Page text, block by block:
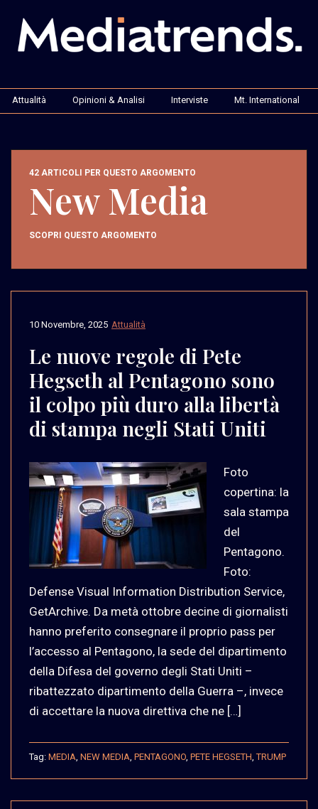
Attualità Opinioni & Analisi Interviste Mt. International
42 ARTICOLI PER QUESTO ARGOMENTO
New Media
SCOPRI QUESTO ARGOMENTO
Attualità
10 Novembre, 2025
Le nuove regole di Pete
Hegseth al Pentagono sono
il colpo più duro alla libertà
di stampa negli Stati Uniti
Foto
copertina: la
sala stampa
del
Pentagono.
Foto:
Defense Visual Information Distribution Service,
GetArchive. Da metà ottobre decine di giornalisti
hanno preferito consegnare il proprio pass per
l’accesso al Pentagono, la sede del dipartimento
della Difesa del governo degli Stati Uniti –
ribattezzato dipartimento della Guerra –, invece
di accettare la nuova direttiva che ne […]
Tag: MEDIA NEW MEDIA PENTAGONO PETE HEGSETH ,TRUMP